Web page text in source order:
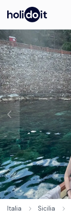
Italia Sicilia